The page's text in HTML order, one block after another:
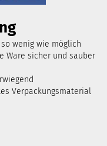
wenig wie möglich
Ware sicher und sauber
Verpackungsmaterial